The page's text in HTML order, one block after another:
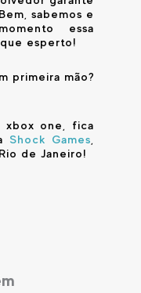
sabemos e
essa
esperto!
primeira mão?
xbox one, fica
Shock Games
de Janeiro!